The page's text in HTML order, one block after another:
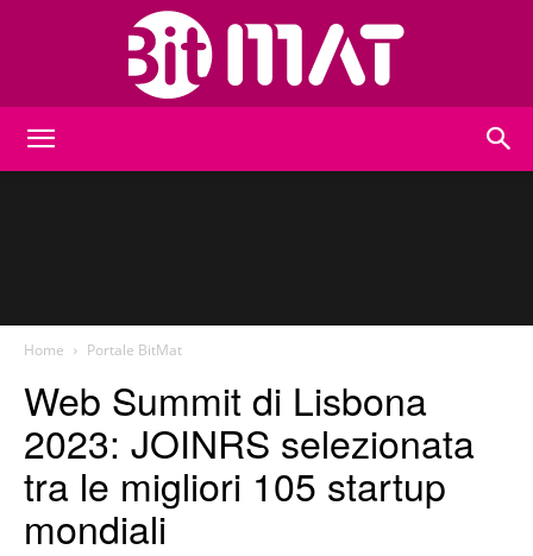
Home Portale BitMat
Web Summit di Lisbona
2023: JOINRS selezionata
tra le migliori 105 startup
mondiali